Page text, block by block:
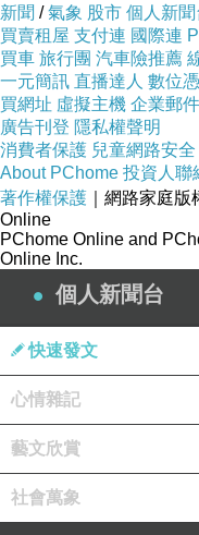
新聞 /氣象 股市 個人新聞
買賣租屋 支付連 國際連
買車 旅行團 汽車險推薦
一元簡訊 直播達人 數位
買網址 虛擬主機 企業郵件
廣告刊登 隱私權聲明
消費者保護 兒童網路安全
About PChome 投資人聯
著作權保護 ｜網路家庭
Online
PChome Online and
Online Inc.
個人新聞台
快速發文
心情雜記
藝文欣賞
社會萬象